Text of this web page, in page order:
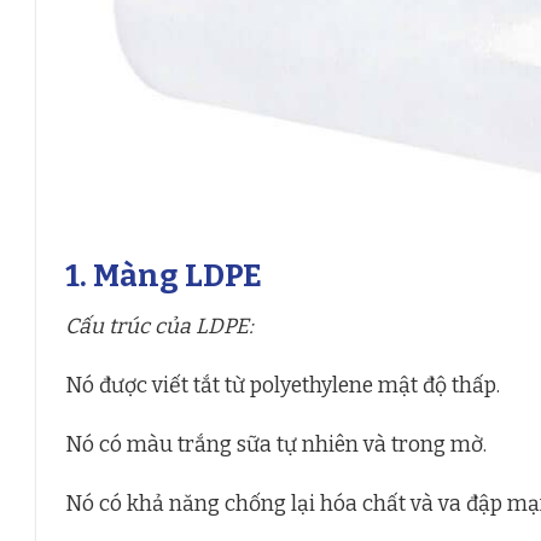
1. Màng LDPE
Cấu trúc của LDPE:
Nó được viết tắt từ polyethylene mật độ thấp.
Nó có màu trắng sữa tự nhiên và trong mờ.
Nó có khả năng chống lại hóa chất và va đập